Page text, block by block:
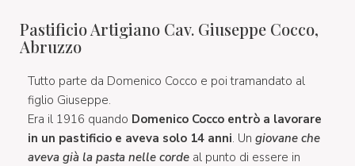
Pastificio Artigiano Cav. Giuseppe Cocco,
Abruzzo
Tutto parte da Domenico Cocco e poi tramandato al
figlio Giuseppe.
Era il 1916 quando Domenico Cocco entrò a lavorare
in un pastificio e aveva solo 14 anni. Un giovane che
aveva già la pasta nelle corde al punto di essere in